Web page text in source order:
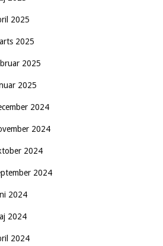
2025
2025
2025
2025
2024
2024
2024
2024
2024
2024
2024